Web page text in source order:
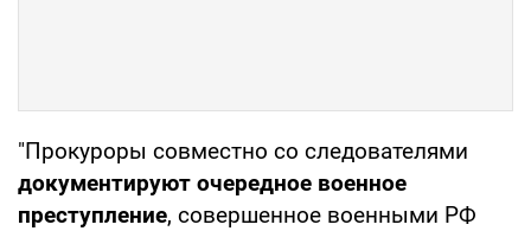
"Прокуроры совместно со следователями
документируют очередное военное
преступление, совершенное военными РФ